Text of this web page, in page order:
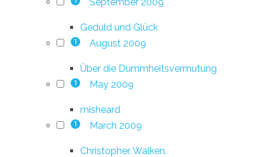
Geduld und Glück
1 August 2009
Über die Dummheitsvermutung
1 May 2009
misheard
1 March 2009
Christopher. Walken.